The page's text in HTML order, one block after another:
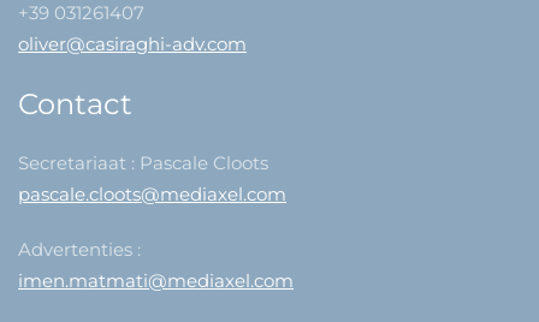
+39 031261407
oliver@casiraghi-adv.com
Contact
Secretariaat : Pascale Cloots
pascale.cloots@mediaxel.com
Advertenties :
imen.matmati@mediaxel.com